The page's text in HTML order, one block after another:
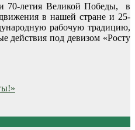
70-летия Великой Победы, в
в нашей стране и 25-
рабочую традицию,
под девизом «Росту